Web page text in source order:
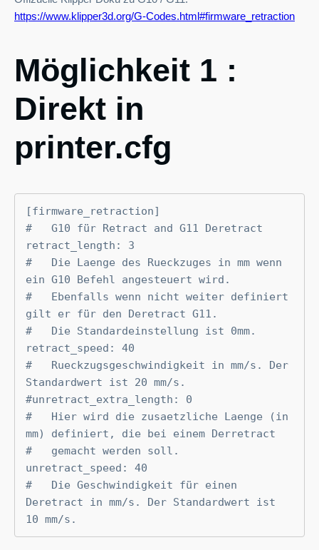
https://www.klipper3d.org/G-Codes.html#firmware_retraction
Möglichkeit 1 :
Direkt in
printer.cfg
[firmware_retraction]
#   G10 für Retract and G11 Deretract
retract_length: 3
#   Die Laenge des Rueckzuges in mm wenn
ein G10 Befehl angesteuert wird.
#   Ebenfalls wenn nicht weiter definiert
gilt er für den Deretract G11.
#   Die Standardeinstellung ist 0mm.
retract_speed: 40
#   Rueckzugsgeschwindigkeit in mm/s. Der
Standardwert ist 20 mm/s.
#unretract_extra_length: 0
#   Hier wird die zusaetzliche Laenge (in
mm) definiert, die bei einem Derretract
#   gemacht werden soll.
unretract_speed: 40
#   Die Geschwindigkeit für einen
Deretract in mm/s. Der Standardwert ist
10 mm/s.